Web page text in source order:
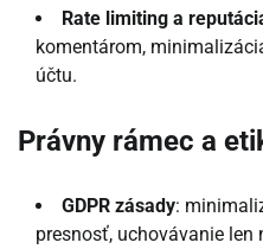
Rate limiting a
komentárom,
účtu.
Právny rámec a
GDPR zásady:
presnosť, uchovávanie len